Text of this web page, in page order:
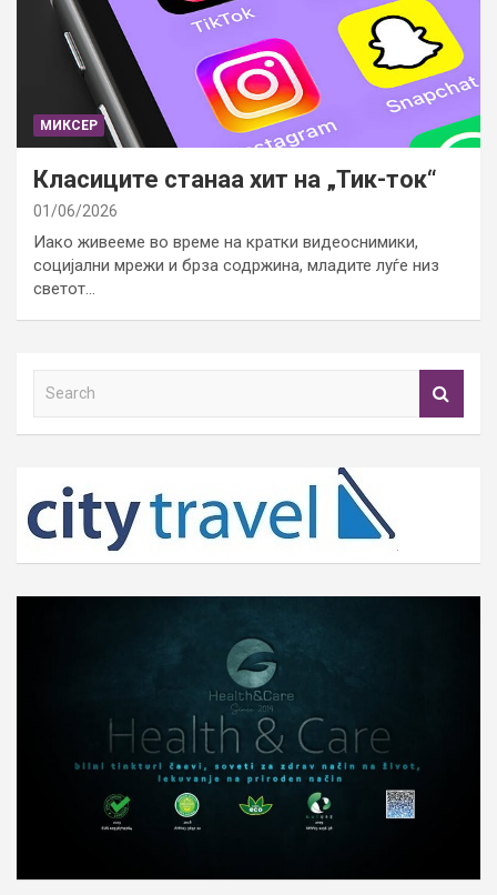
МИКСЕР
Класиците станаа хит на „Тик-ток“
01/06/2026
Иако живееме во време на кратки видеоснимики,
социјални мрежи и брза содржина, младите луѓе низ
светот…
h